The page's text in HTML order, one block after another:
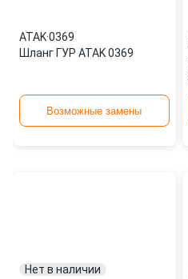
ATAK·0369
Шланг ГУР ATAK 0369
Возможные замены
Нет в наличии